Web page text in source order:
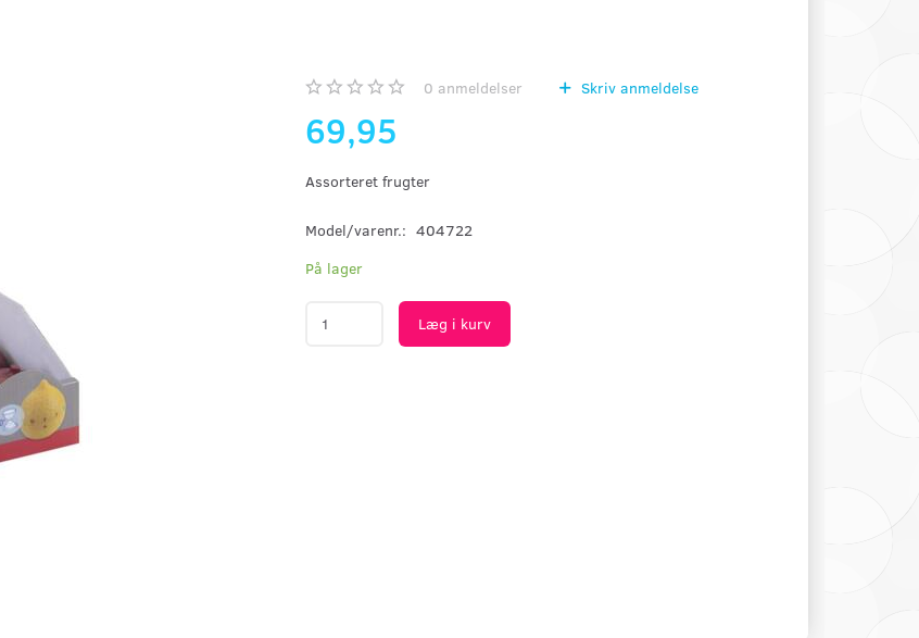
0 anmeldelser Skriv anmeldelse
69,95
Assorteret frugter
Model/varenr.: 404722
På lager
Læg i kurv